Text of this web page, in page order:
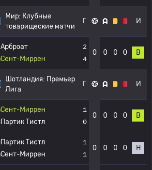
Мир: Клубные
товарищеские матчи
Г И
Арброат
Сент-Миррен
2
4
0 0 0 0 В
Шотландия: Премьер
Лига
Г И
Сент-Миррен
Партик Тистл
1
0
0 0 0 0 В
Партик Тистл
Сент-Миррен
1
1
0 0 0 0 Н